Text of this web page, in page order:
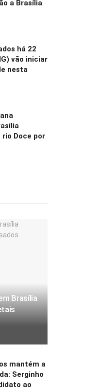
a Brasília
há 22
vão iniciar
nesta
Doce por
Brasília
mantém a
Serginho
ao